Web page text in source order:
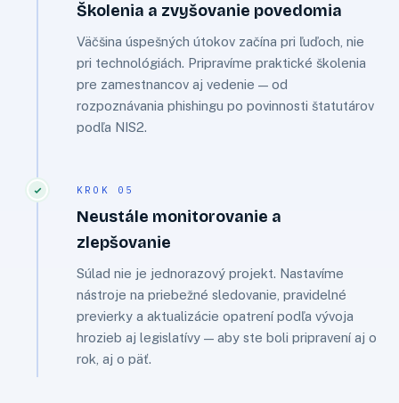
Školenia a zvyšovanie povedomia
Väčšina úspešných útokov začína pri ľuďoch, nie
pri technológiách. Pripravíme praktické školenia
pre zamestnancov aj vedenie — od
rozpoznávania phishingu po povinnosti štatutárov
podľa NIS2.
KROK 05
Neustále monitorovanie a
zlepšovanie
Súlad nie je jednorazový projekt. Nastavíme
nástroje na priebežné sledovanie, pravidelné
previerky a aktualizácie opatrení podľa vývoja
hrozieb aj legislatívy — aby ste boli pripravení aj o
rok, aj o päť.